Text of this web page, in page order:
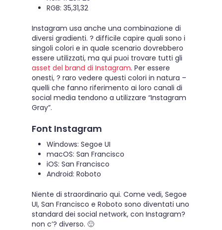
RGB: 35,31,32
Instagram usa anche una combinazione di
diversi gradienti. ? difficile capire quali sono i
singoli colori e in quale scenario dovrebbero
essere utilizzati, ma qui puoi trovare tutti gli
asset del brand di Instagram. Per essere
onesti, ? raro vedere questi colori in natura –
quelli che fanno riferimento ai loro canali di
social media tendono a utilizzare “Instagram
Gray”.
Font Instagram
Windows: Segoe UI
macOS: San Francisco
iOS: San Francisco
Android: Roboto
Niente di straordinario qui. Come vedi, Segoe
UI, San Francisco e Roboto sono diventati uno
standard dei social network, con Instagram?
non c’? diverso. 🙂